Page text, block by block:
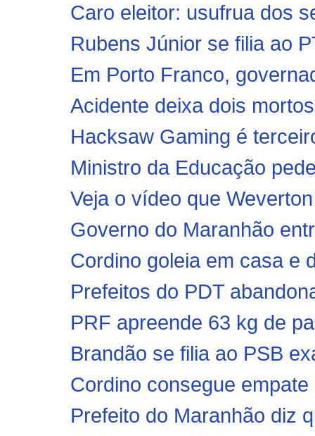
Caro eleitor: usufrua dos
Rubens Júnior se filia ao
Em Porto Franco,
Acidente deixa dois
Hacksaw Gaming é
Ministro da Educação
Veja o vídeo que
Governo do Maranhão
Cordino goleia em casa e
Prefeitos do PDT
PRF apreende 63 kg de
Brandão se filia ao PSB
Cordino consegue
Prefeito do Maranhão diz